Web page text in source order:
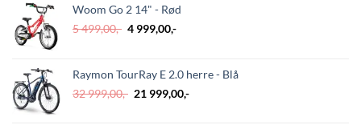
Woom Go 2 14" - Rød
5 499,00,- Opprinnelig
5
499,00,-.
4 999,00,-Nåværende
4
999,00,-.
Raymon TourRay E 2.0 herre - Blå
32 999,00,- Opprinnelig
21 999,00,-Nåværende